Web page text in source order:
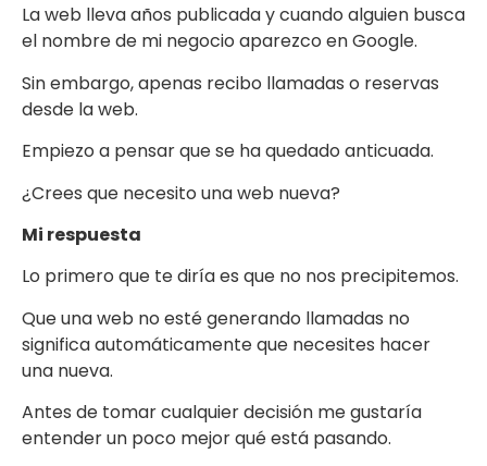
La web lleva años publicada y cuando alguien busca
el nombre de mi negocio aparezco en Google.
Sin embargo, apenas recibo llamadas o reservas
desde la web.
Empiezo a pensar que se ha quedado anticuada.
¿Crees que necesito una web nueva?
Mi respuesta
Lo primero que te diría es que no nos precipitemos.
Que una web no esté generando llamadas no
significa automáticamente que necesites hacer
una nueva.
Antes de tomar cualquier decisión me gustaría
entender un poco mejor qué está pasando.